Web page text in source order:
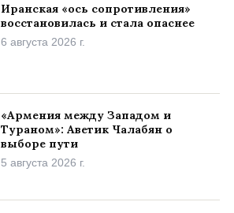
Иранская «ось сопротивления»
восстановилась и стала опаснее
6 августа 2026 г.
«Армения между Западом и
Тураном»: Аветик Чалабян о
выборе пути
5 августа 2026 г.